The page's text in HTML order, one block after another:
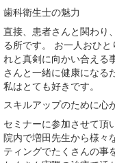
歯科衛生士の魅力
直接、患者さんと関わり
る所です。 お一人おひ
れと真剣に向かい合える
さんと一緒に健康になる
私はとても好きです。
スキルアップのために心
セミナーに参加させて頂
院内で増田先生から様々
ティングでたくさんの事